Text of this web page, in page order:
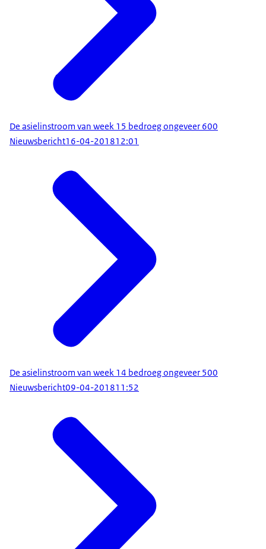
De asielinstroom van week 15 bedroeg ongeveer 600
Nieuwsbericht16-04-201812:01
De asielinstroom van week 14 bedroeg ongeveer 500
Nieuwsbericht09-04-201811:52